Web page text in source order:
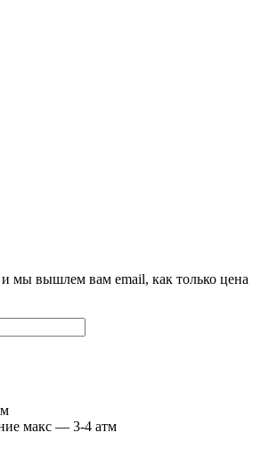
мы вышлем вам email, как только цена
макс — 3-4 атм